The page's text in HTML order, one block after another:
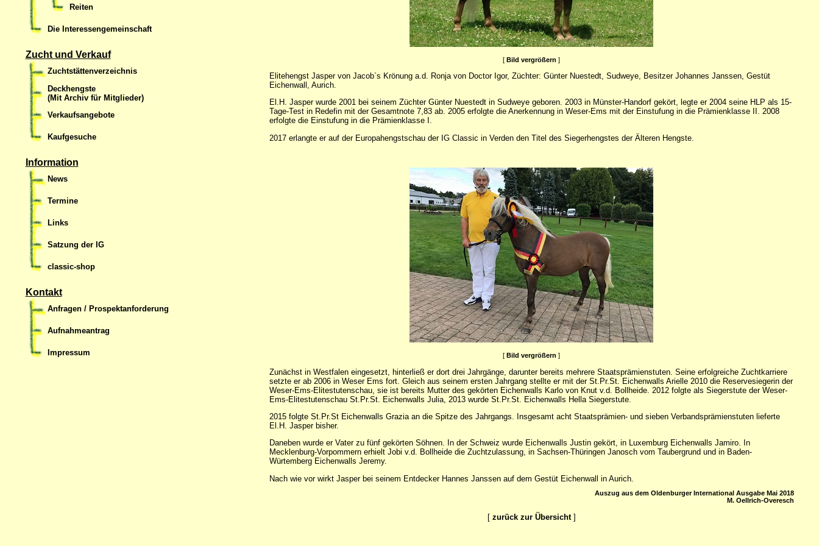
Reiten
Die Interessengemeinschaft
Zucht und Verkauf
Zuchtstättenverzeichnis
Deckhengste
(Mit Archiv für Mitglieder)
Verkaufsangebote
Kaufgesuche
Information
News
Termine
Links
Satzung der IG
classic-shop
Kontakt
Anfragen / Prospektanforderung
Aufnahmeantrag
Impressum
[ Bild vergrößern ]
Elitehengst Jasper von Jacob`s Krönung a.d. Ronja von Doctor Igor, Züchter: Günter Nuestedt, Sudweye, Besitzer Johannes Janssen, Gestüt
Eichenwall, Aurich.
El.H. Jasper wurde 2001 bei seinem Züchter Günter Nuestedt in Sudweye geboren. 2003 in Münster-Handorf gekört, legte er 2004 seine HLP als 15-
Tage-Test in Redefin mit der Gesamtnote 7,83 ab. 2005 erfolgte die Anerkennung in Weser-Ems mit der Einstufung in die Prämienklasse II. 2008
erfolgte die Einstufung in die Prämienklasse I.
2017 erlangte er auf der Europahengstschau der IG Classic in Verden den Titel des Siegerhengstes der Älteren Hengste.
[ Bild vergrößern ]
Zunächst in Westfalen eingesetzt, hinterließ er dort drei Jahrgänge, darunter bereits mehrere Staatsprämienstuten. Seine erfolgreiche Zuchtkarriere
setzte er ab 2006 in Weser Ems fort. Gleich aus seinem ersten Jahrgang stellte er mit der St.Pr.St. Eichenwalls Arielle 2010 die Reservesiegerin der
Weser-Ems-Elitestutenschau, sie ist bereits Mutter des gekörten Eichenwalls Karlo von Knut v.d. Bollheide. 2012 folgte als Siegerstute der Weser-
Ems-Elitestutenschau St.Pr.St. Eichenwalls Julia, 2013 wurde St.Pr.St. Eichenwalls Hella Siegerstute.
2015 folgte St.Pr.St Eichenwalls Grazia an die Spitze des Jahrgangs. Insgesamt acht Staatsprämien- und sieben Verbandsprämienstuten lieferte
El.H. Jasper bisher.
Daneben wurde er Vater zu fünf gekörten Söhnen. In der Schweiz wurde Eichenwalls Justin gekört, in Luxemburg Eichenwalls Jamiro. In
Mecklenburg-Vorpommern erhielt Jobi v.d. Bollheide die Zuchtzulassung, in Sachsen-Thüringen Janosch vom Taubergrund und in Baden-
Würtemberg Eichenwalls Jeremy.
Nach wie vor wirkt Jasper bei seinem Entdecker Hannes Janssen auf dem Gestüt Eichenwall in Aurich.
Auszug aus dem Oldenburger International Ausgabe Mai 2018
M. Oellrich-Overesch
[ zurück zur Übersicht]